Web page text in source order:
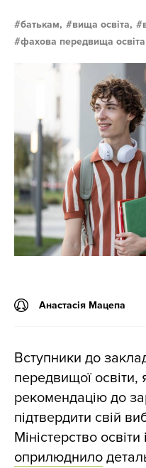
батькам, вища освіта,
фахова передвища освіта
Анастасія Мацепа
Вступники до
передвищої освіти,
рекомендацію до
підтвердити свій
Міністерство
оприлюднило